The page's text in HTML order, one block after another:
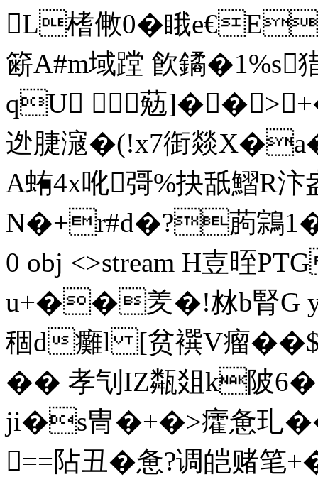
L榰敒0�睋
簖A#m域蹚 飮鐍
qU 葂
迯脻滱�(!x7衘燚
A蛕4x吪彁%抉舐鰼R汴
N�+r#d�?葋鶎
0 obj <>stream H壴晊
u+��羑�!沝b腎G
稒d癱l [贫襈V瘤
�� 孝刏IZ甐爼k陂
ji�s冑�+�>癨惫玌
==阽丑�惫?调皑赌